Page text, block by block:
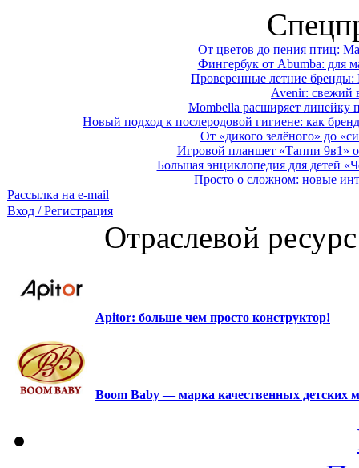
От цветов до пения птиц:
Фингербук от Abumba: для
Проверенные летние
Avenir: свежий
Mombella расширяет линейку
Новый подход к послеродовой гигиене: как
От «дикого зелёного» до
Игровой планшет «Таппи 9в1»
Большая энциклопедия для детей
Просто о сложном: новые
Рассылка на e-mail
Вход / Регистрация
Отраслевой
Apitor: больше чем просто конструктор!
Boom Baby — марка качественных детских